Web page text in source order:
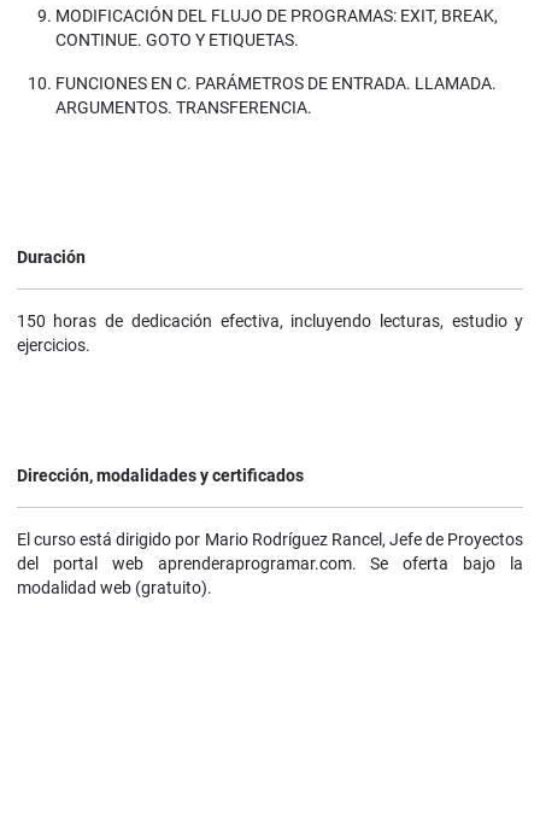
MODIFICACIÓN DEL FLUJO DE PROGRAMAS: EXIT, BREAK,
CONTINUE. GOTO Y ETIQUETAS.
FUNCIONES EN C. PARÁMETROS DE ENTRADA. LLAMADA.
ARGUMENTOS. TRANSFERENCIA.
Duración
150 horas de dedicación efectiva, incluyendo lecturas, estudio y
ejercicios.
Dirección, modalidades y certificados
El curso está dirigido por Mario Rodríguez Rancel, Jefe de Proyectos
del portal web aprenderaprogramar.com. Se oferta bajo la
modalidad web (gratuito).